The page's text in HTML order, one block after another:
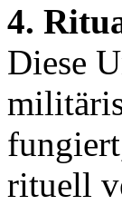
4.
Diese
rituell